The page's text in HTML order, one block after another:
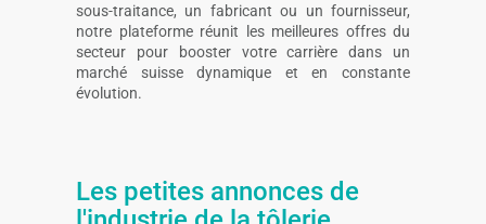
sous-traitance, un fabricant ou un fournisseur,
notre plateforme réunit les meilleures offres du
secteur pour booster votre carrière dans un
marché suisse dynamique et en constante
évolution.
Les petites annonces de